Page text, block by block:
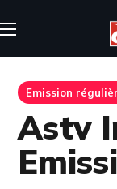
Emission
Astv